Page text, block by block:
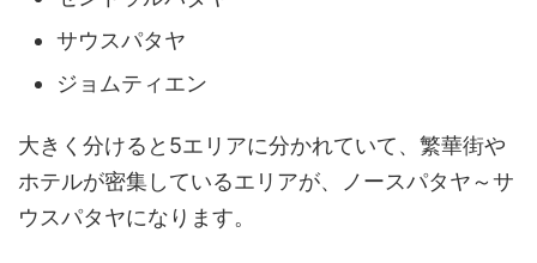
サウスパタヤ
ジョムティエン
大きく分けると5エリアに分かれていて、繁華街や
ホテルが密集しているエリアが、ノースパタヤ～サ
ウスパタヤになります。